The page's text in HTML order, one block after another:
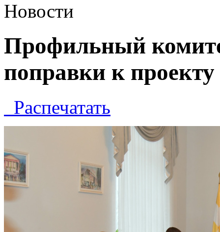
Новости
Профильный
поправки к
Распечатать